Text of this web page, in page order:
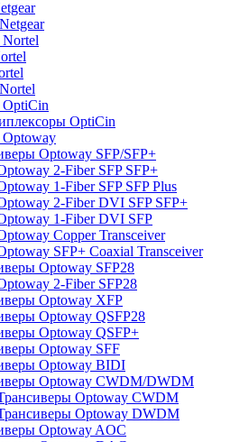
OptiCin
Optoway SFP/SFP+
2-Fiber SFP SFP+
1-Fiber SFP SFP Plus
2-Fiber DVI SFP SFP+
1-Fiber DVI SFP
Copper Transceiver
SFP+ Coaxial Transceiver
Optoway SFP28
2-Fiber SFP28
Optoway XFP
Optoway QSFP28
Optoway QSFP+
Optoway SFF
Optoway BIDI
Optoway CWDM/DWDM
Optoway CWDM
Optoway DWDM
Optoway AOC